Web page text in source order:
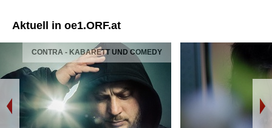
Aktuell in oe1.ORF.at
CONTRA - KABARETT UND COMEDY